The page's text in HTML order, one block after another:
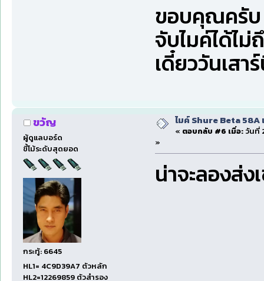
ขอบคุณครับ
จับไมค์ได้ไม่
เดี๋ยววันเสา
ขวัญ
ผู้ดูแลบอร์ด
ขี้โม้ระดับสุดยอด
กระทู้: 6645
HL1= 4C9D39A7 ตัวหลัก
HL2=12269859 ตัวสำรอง
ไมค์ Shure Beta
« ตอบกลับ #6 เมื่อ:วันที่
»
น่าจะลองส่ง